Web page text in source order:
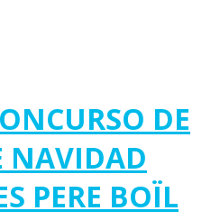
DE
NAVIDAD
PERE BOÏL